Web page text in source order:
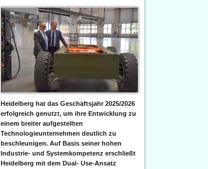
Heidelberg hat das Geschäftsjahr 2025/2026
erfolgreich genutzt, um ihre Entwicklung zu
einem breiter aufgestellten
Technologieunternehmen deutlich zu
beschleunigen. Auf Basis seiner hohen
Industrie- und Systemkompetenz erschließt
Heidelberg mit dem Dual- Use-Ansatz